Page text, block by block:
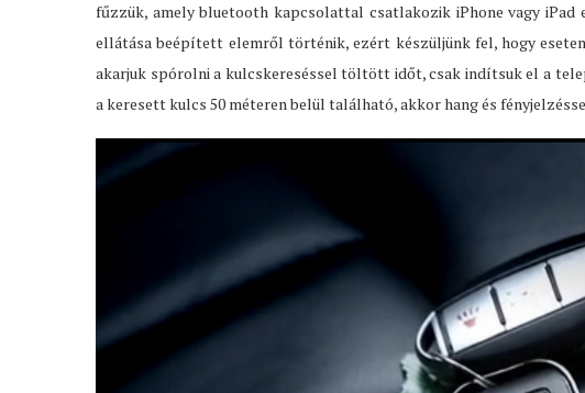
fűzzük, amely bluetooth kapcsolattal csatlakozik iPhone vagy iPad
ellátása beépített elemről történik, ezért készüljünk fel, hogy
akarjuk spórolni a kulcskereséssel töltött időt, csak indítsuk el a
a keresett kulcs 50 méteren belül található, akkor hang és